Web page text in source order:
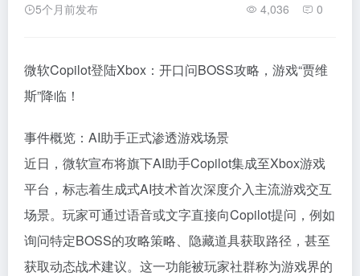
5个月前发布 4,036 0
微软Copilot登陆Xbox：开口问BOSS攻略，游戏“贾维
斯”降临！
事件概览：AI助手正式渗透游戏场景
近日，微软宣布将旗下AI助手Copilot集成至Xbox游戏
平台，标志着生成式AI技术首次深度介入主流游戏交互
场景。玩家可通过语音或文字直接向Copilot提问，例如
询问特定BOSS的攻略策略、隐藏道具获取路径，甚至
获取动态战术建议。这一功能被玩家社群称为游戏界的